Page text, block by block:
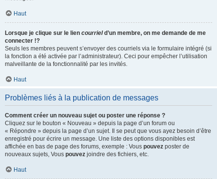
Haut
Lorsque je clique sur le lien courrield’un membre, on me demande de me
connecter !?
Seuls les membres peuvent s’envoyer des courriels via le formulaire intégré (si
la fonction a été activée par l’administrateur). Ceci pour empêcher l’utilisation
malveillante de la fonctionnalité par les invités.
Haut
Problèmes liés à la publication de messages
Comment créer un nouveau sujet ou poster une réponse ?
Cliquez sur le bouton « Nouveau » depuis la page d’un forum ou
« Répondre » depuis la page d’un sujet. Il se peut que vous ayez besoin d’être
enregistré pour écrire un message. Une liste des options disponibles est
affichée en bas de page des forums, exemple : Vous pouvez poster de
nouveaux sujets, Vous pouvez joindre des fichiers, etc.
Haut